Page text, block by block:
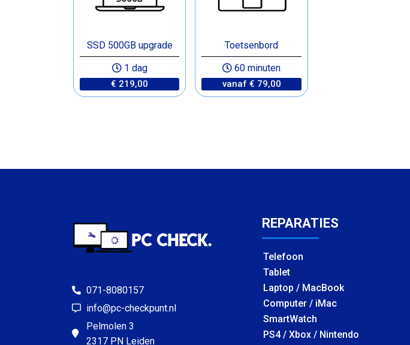
SSD 500GB upgrade
1 dag
€ 219,00
Toetsenbord
60 minuten
vanaf € 79,00
071-8080157
info@pc-checkpunt.nl
Pelmolen 3
2317 PN Leiden
REPARATIES
Telefoon
Tablet
Laptop / MacBook
Computer / iMac
SmartWatch
PS4 / Xbox / Nintendo